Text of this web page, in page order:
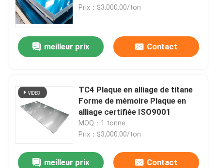
Prix：$3,000.00/ton
meilleur prix Contact
TC4 Plaque en alliage de titane
Forme de mémoire Plaque en
alliage certifiée ISO9001
MOQ：1 tonne
Prix：$3,000.00/ton
meilleur prix Contact